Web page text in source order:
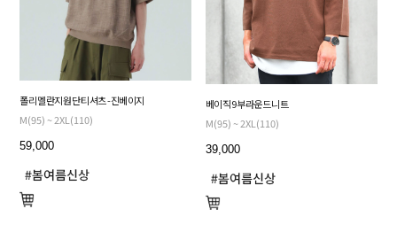
폴리 멜란지 원단 티셔츠 - 진베이지
M(95) ~ 2XL(110)
59,000
베이직 9부 라운드 니트
M(95) ~ 2XL(110)
39,000